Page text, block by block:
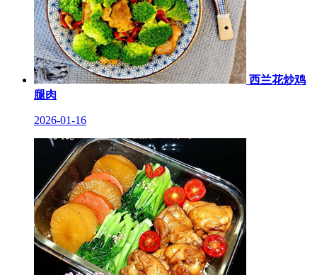
西兰花炒鸡
腿肉
2026-01-16